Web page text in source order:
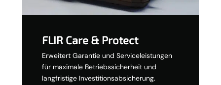
FLIR Care & Protect
Erweitert Garantie und Serviceleistungen
für maximale Betriebssicherheit und
langfristige Investitionsabsicherung.